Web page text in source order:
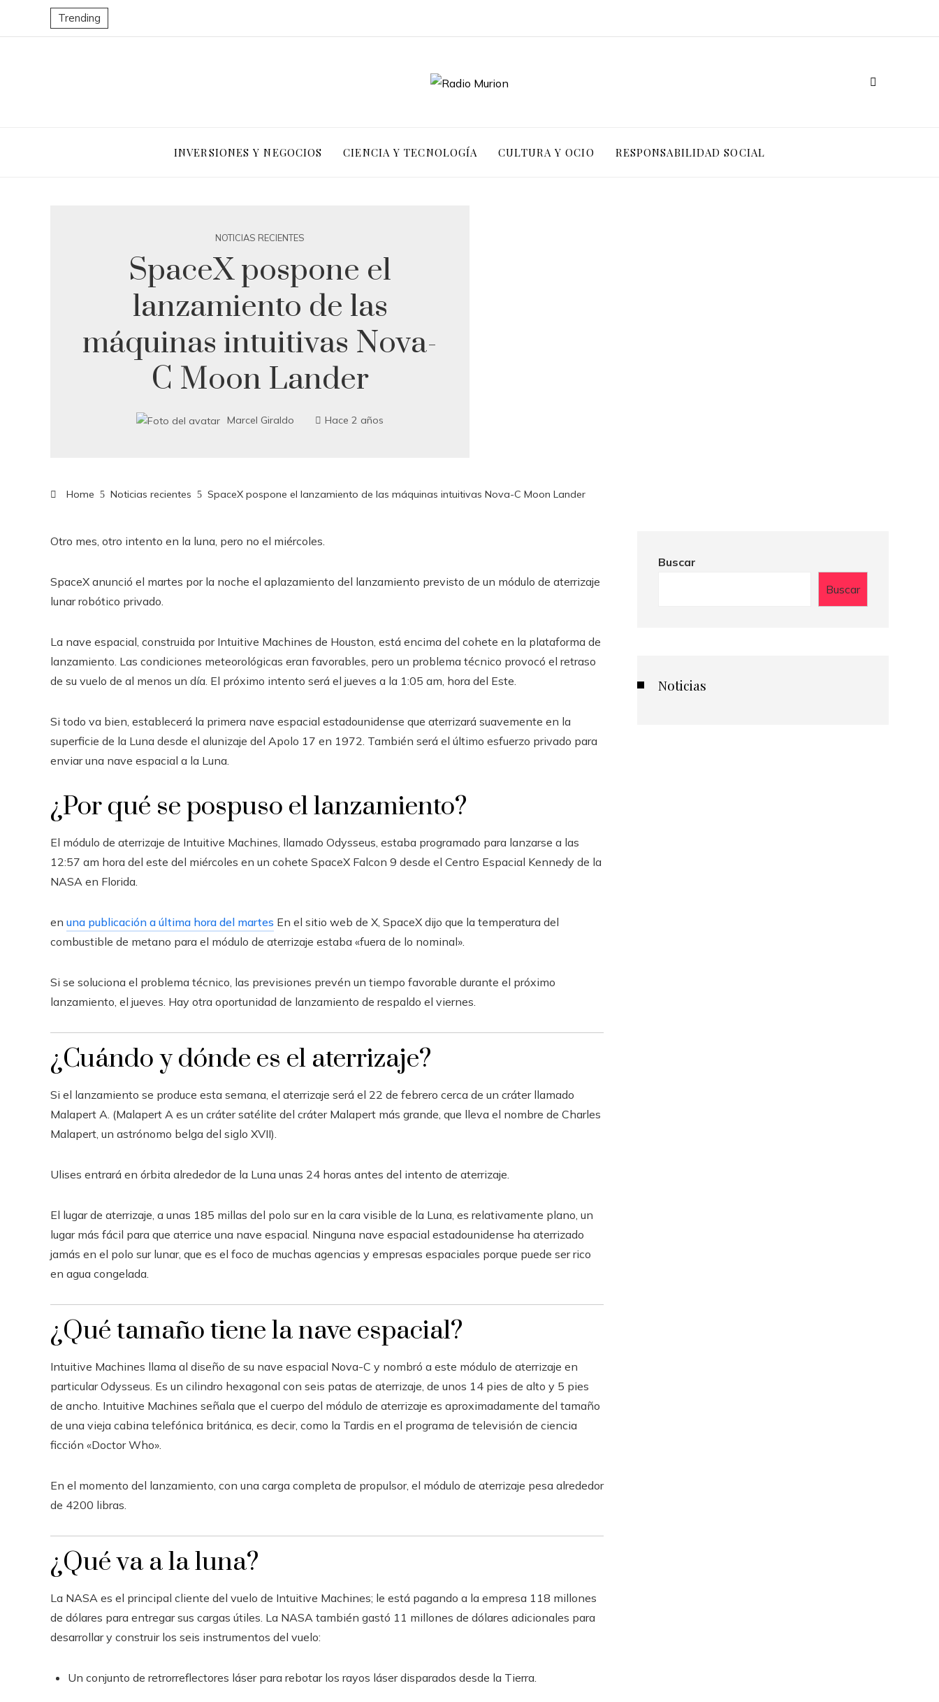
Trending
INVERSIONES Y NEGOCIOS CIENCIA Y TECNOLOGÍA CULTURA Y OCIO RESPONSABILIDAD SOCIAL
NOTICIAS RECIENTES
SpaceX pospone el
lanzamiento de las
máquinas intuitivas Nova-
C Moon Lander
Marcel Giraldo Hace 2 años
Home Noticias recientes SpaceX pospone el lanzamiento de las máquinas intuitivas Nova-C Moon Lander
Otro mes, otro intento en la luna, pero no el miércoles.
SpaceX anunció el martes por la noche el aplazamiento del lanzamiento previsto de un módulo de aterrizaje
lunar robótico privado.
La nave espacial, construida por Intuitive Machines de Houston, está encima del cohete en la plataforma de
lanzamiento. Las condiciones meteorológicas eran favorables, pero un problema técnico provocó el retraso
de su vuelo de al menos un día. El próximo intento será el jueves a la 1:05 am, hora del Este.
Si todo va bien, establecerá la primera nave espacial estadounidense que aterrizará suavemente en la
superficie de la Luna desde el alunizaje del Apolo 17 en 1972. También será el último esfuerzo privado para
enviar una nave espacial a la Luna.
¿Por qué se pospuso el lanzamiento?
El módulo de aterrizaje de Intuitive Machines, llamado Odysseus, estaba programado para lanzarse a las
12:57 am hora del este del miércoles en un cohete SpaceX Falcon 9 desde el Centro Espacial Kennedy de la
NASA en Florida.
en una publicación a última hora del martes En el sitio web de X, SpaceX dijo que la temperatura del
combustible de metano para el módulo de aterrizaje estaba «fuera de lo nominal».
Si se soluciona el problema técnico, las previsiones prevén un tiempo favorable durante el próximo
lanzamiento, el jueves. Hay otra oportunidad de lanzamiento de respaldo el viernes.
¿Cuándo y dónde es el aterrizaje?
Si el lanzamiento se produce esta semana, el aterrizaje será el 22 de febrero cerca de un cráter llamado
Malapert A. (Malapert A es un cráter satélite del cráter Malapert más grande, que lleva el nombre de Charles
Malapert, un astrónomo belga del siglo XVII).
Ulises entrará en órbita alrededor de la Luna unas 24 horas antes del intento de aterrizaje.
El lugar de aterrizaje, a unas 185 millas del polo sur en la cara visible de la Luna, es relativamente plano, un
lugar más fácil para que aterrice una nave espacial. Ninguna nave espacial estadounidense ha aterrizado
jamás en el polo sur lunar, que es el foco de muchas agencias y empresas espaciales porque puede ser rico
en agua congelada.
¿Qué tamaño tiene la nave espacial?
Intuitive Machines llama al diseño de su nave espacial Nova-C y nombró a este módulo de aterrizaje en
particular Odysseus. Es un cilindro hexagonal con seis patas de aterrizaje, de unos 14 pies de alto y 5 pies
de ancho. Intuitive Machines señala que el cuerpo del módulo de aterrizaje es aproximadamente del tamaño
de una vieja cabina telefónica británica, es decir, como la Tardis en el programa de televisión de ciencia
ficción «Doctor Who».
En el momento del lanzamiento, con una carga completa de propulsor, el módulo de aterrizaje pesa alrededor
de 4200 libras.
¿Qué va a la luna?
La NASA es el principal cliente del vuelo de Intuitive Machines; le está pagando a la empresa 118 millones
de dólares para entregar sus cargas útiles. La NASA también gastó 11 millones de dólares adicionales para
desarrollar y construir los seis instrumentos del vuelo:
Un conjunto de retrorreflectores láser para rebotar los rayos láser disparados desde la Tierra.
Buscar
Buscar
Noticias